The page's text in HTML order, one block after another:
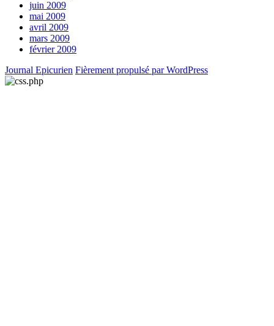
juin 2009
mai 2009
avril 2009
mars 2009
février 2009
Journal Epicurien Fièrement propulsé par WordPress